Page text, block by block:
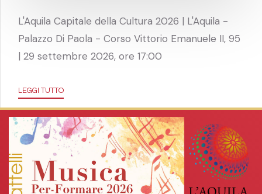
L'Aquila Capitale della Cultura 2026 | L'Aquila -
Palazzo Di Paola - Corso Vittorio Emanuele II, 95
| 29 settembre 2026, ore 17:00
LEGGI TUTTO